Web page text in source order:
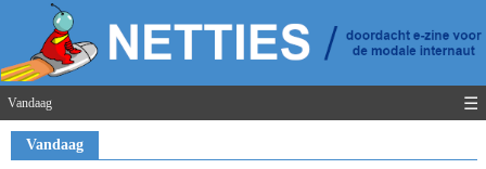
Vandaag ☰
Vandaag